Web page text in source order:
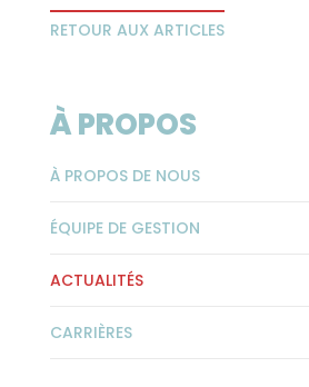
RETOUR AUX ARTICLES
À PROPOS
À PROPOS DE NOUS
ÉQUIPE DE GESTION
ACTUALITÉS
CARRIÈRES